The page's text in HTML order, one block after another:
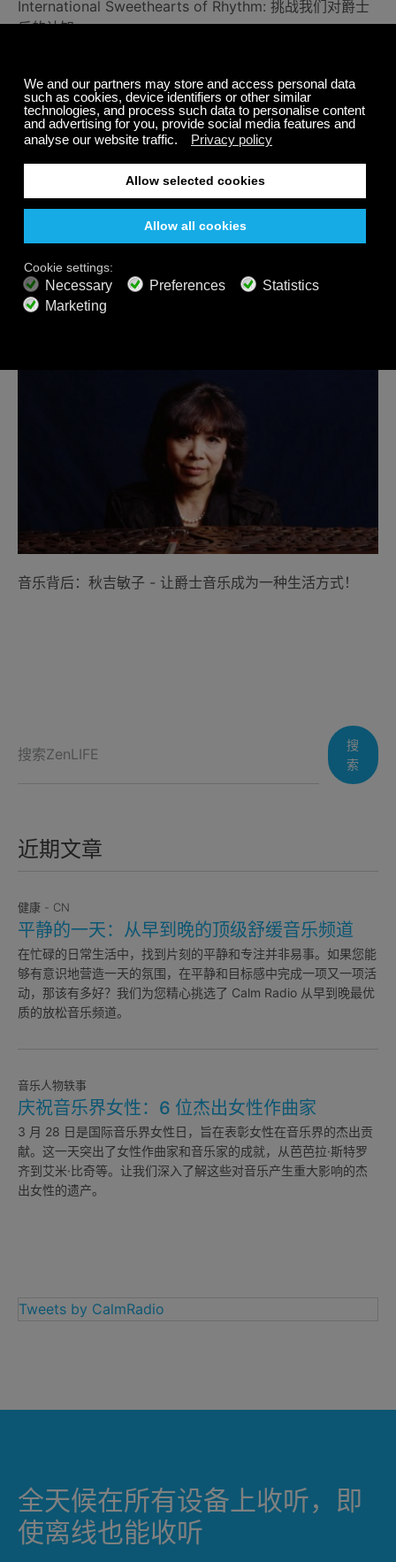
International Sweethearts of Rhythm: 挑战我们对爵士
乐的认知
另类钢琴家
音乐背后：秋吉敏子 - 让爵士音乐成为一种生活方式！
搜
索
近期文章
健康 - CN
平静的一天：从早到晚的顶级舒缓音乐频道
在忙碌的日常生活中，找到片刻的平静和专注并非易事。如果您能
够有意识地营造一天的氛围，在平静和目标感中完成一项又一项活
动，那该有多好？我们为您精心挑选了 Calm Radio 从早到晚最优
质的放松音乐频道。
音乐人物轶事
庆祝音乐界女性：6 位杰出女性作曲家
3 月 28 日是国际音乐界女性日，旨在表彰女性在音乐界的杰出贡
献。这一天突出了女性作曲家和音乐家的成就，从芭芭拉·斯特罗
齐到艾米·比奇等。让我们深入了解这些对音乐产生重大影响的杰
出女性的遗产。
Tweets by CalmRadio
全天候在所有设备上收听，即
使离线也能收听